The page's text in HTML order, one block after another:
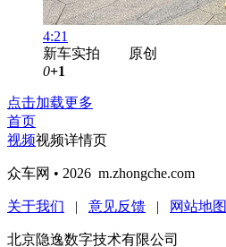
4:21
新车实拍 原创
0+1
点击加载更多
首页
视频视频详情页
众车网 • 2026 m.zhongche.com
关于我们 | 意见反馈 | 网站地图
北京隐逸数字技术有限公司